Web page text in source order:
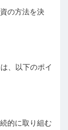
の方法を決
、以下のポイ
的に取り組む